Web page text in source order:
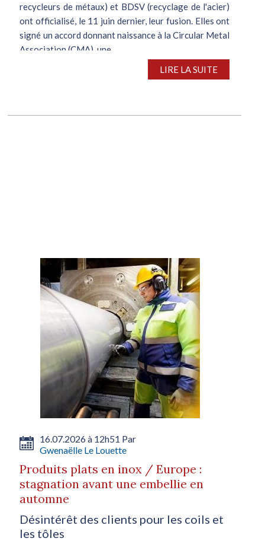
recycleurs de métaux) et BDSV (recyclage de l'acier)
ont officialisé, le 11 juin dernier, leur fusion. Elles ont
signé un accord donnant naissance à la Circular Metal
Association (CMA), une...
LIRE LA SUITE
16.07.2026 à 12h51 Par
Gwenaëlle Le Louette
Produits plats en inox / Europe :
stagnation avant une embellie en
automne
Désintérêt des clients pour les coils et
les tôles